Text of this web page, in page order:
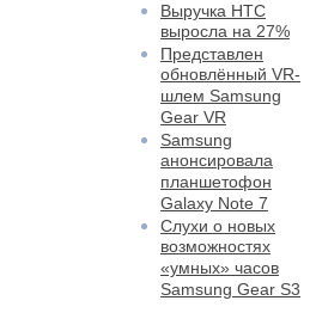
Выручка HTC
выросла на 27%
Представлен
обновлённый VR-
шлем Samsung
Gear VR
Samsung
анонсировала
планшетофон
Galaxy Note 7
Слухи о новых
возможностях
«умных» часов
Samsung Gear S3